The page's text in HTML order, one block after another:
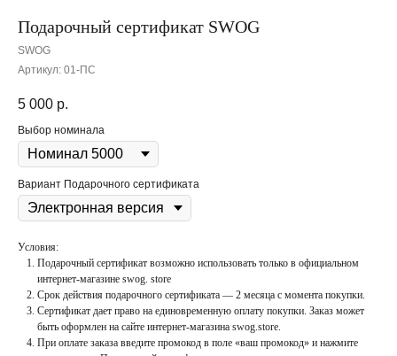
Подарочный сертификат SWOG
SWOG
Артикул: 01-ПС
5 000 р.
Выбор номинала
Вариант Подарочного сертификата
Условия:
Подарочный сертификат возможно использовать только в официальном
интернет-магазине swog. store
Срок действия подарочного сертификата — 2 месяца с момента покупки.
Сертификат дает право на единовременную оплату покупки. Заказ может
быть оформлен на сайте интернет-магазина swog.store.
При оплате заказа введите промокод в поле «ваш промокод» и нажмите